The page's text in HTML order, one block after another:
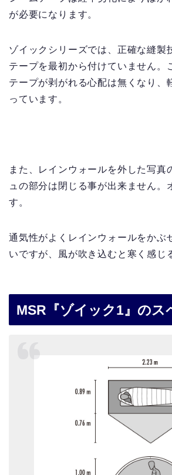
が必要になります。
ゾイックシリーズでは、正確な縫製
テープを最初から付けていません。
テープが剥がれる心配は無くなり、
っています。
また、レインウォールを外した写真
ュの部分は閉じる事が出来ません。
す。
通気性がよくレインウォールをかぶ
いですが、風が吹き込むと寒く感じ
MSR『ゾイック1』のス